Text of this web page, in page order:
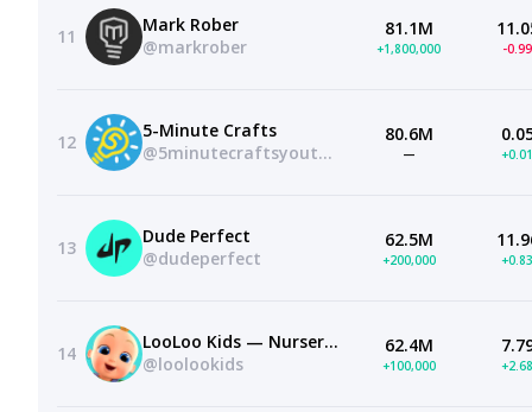
11
Mark Rober
@markrober
81.1M
+1,800,000 -
12
5-Minute Crafts
@5minutecraftsyoutube
80.6M
—
13
Dude Perfect
@dudeperfect
62.5M
+200,000
14
LooLoo Kids — Nursery Rhymes and Children's Songs
@loolookids
62.4M
+100,000